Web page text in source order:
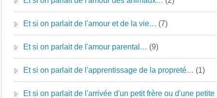
Et si on parlait de l'amour et de la vie… (7)
Et si on parlait de l'amour parental… (9)
Et si on parlait de l'apprentissage de la propreté… (1)
Et si on parlait de l'arrivée d'un petit frère ou d'une petite